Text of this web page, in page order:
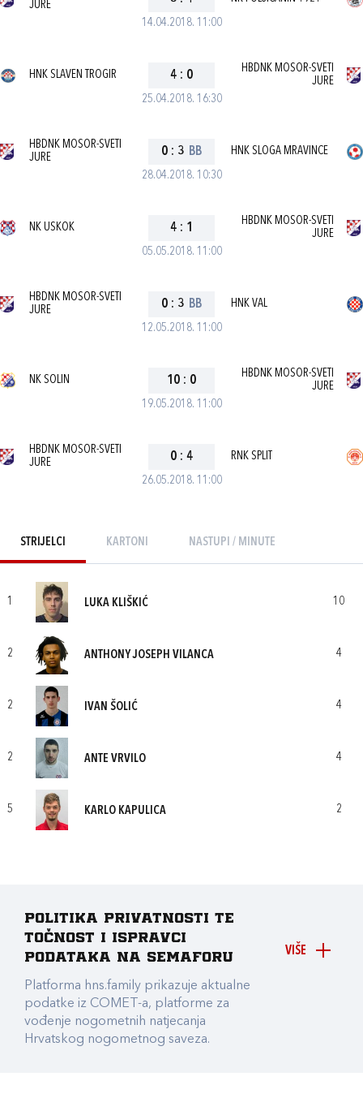
14.04.2018. 11:00
JURE
25.04.2018. 16:30
HNK SLAVEN TROGIR 4 : 0
HBDNK MOSOR-SVETI
JURE
28.04.2018. 10:30
HBDNK MOSOR-SVETI
JURE
0 : 3 BB HNK SLOGA MRAVINCE
05.05.2018. 11:00
NK USKOK 4 : 1
HBDNK MOSOR-SVETI
JURE
12.05.2018. 11:00
HBDNK MOSOR-SVETI
JURE
0 : 3 BB HNK VAL
19.05.2018. 11:00
NK SOLIN 10 : 0
HBDNK MOSOR-SVETI
JURE
26.05.2018. 11:00
HBDNK MOSOR-SVETI
JURE
0 : 4 RNK SPLIT
STRIJELCI KARTONI NASTUPI / MINUTE
1 LUKA KLIŠKIĆ 10
2 ANTHONY JOSEPH VILANCA 4
2 IVAN ŠOLIĆ 4
2 ANTE VRVILO 4
5 KARLO KAPULICA 2
VIŠE
Politika privatnosti te
točnost i ispravci
podataka na Semaforu
Platforma hns.family prikazuje aktualne
podatke iz COMET-a, platforme za
vođenje nogometnih natjecanja
Hrvatskog nogometnog saveza.